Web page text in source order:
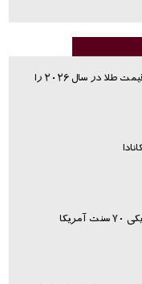
بانک آمریکا پیش‌بینی میانگین قیمت طلا در سال ۲۰۲۶ را